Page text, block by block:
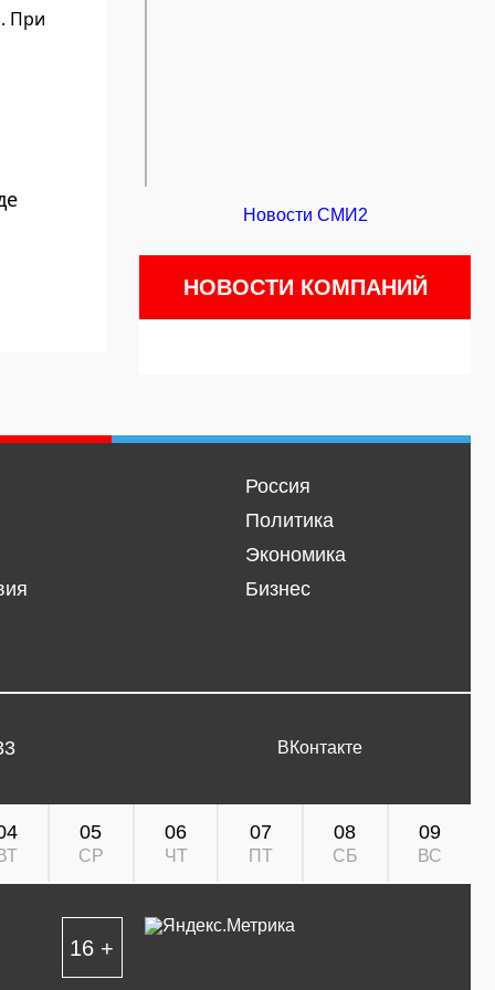
При
Новости СМИ2
НОВОСТИ КОМПАНИЙ
Россия
Политика
Экономика
Бизнес
ВКонтакте
05
СР
06
ЧТ
07
ПТ
08
СБ
09
ВС
16 +